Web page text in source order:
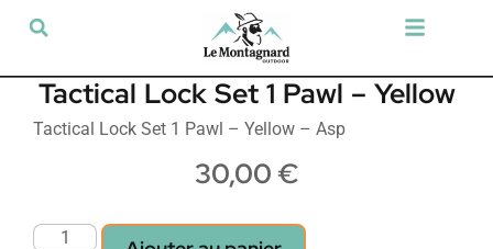
Tactical Lock Set 1 Pawl – Yellow
Tactical Lock Set 1 Pawl – Yellow – Asp
30,00 €